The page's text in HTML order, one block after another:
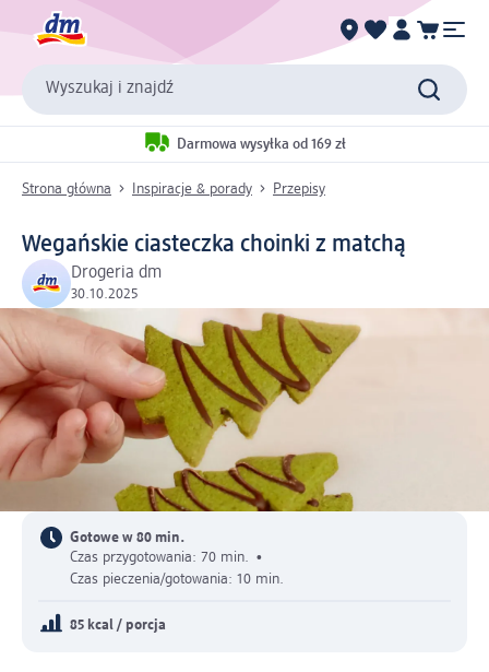
Wyszukaj i znajdź
Darmowa wysyłka od 169 zł
Strona główna Inspiracje & porady Przepisy
Wegańskie ciasteczka choinki z matchą
Drogeria dm
30.10.2025
Gotowe w 80 min.
Czas przygotowania: 70 min. •
Czas pieczenia/gotowania: 10 min.
85 kcal / porcja